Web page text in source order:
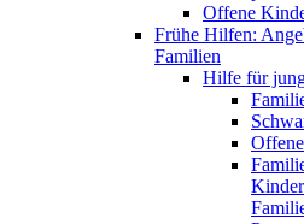
Offene
Frühe Hilfen:
Familien
Hilfe für